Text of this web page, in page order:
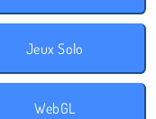
Jeux Solo
WebGL